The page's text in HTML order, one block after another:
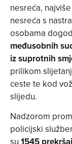
nesreća,
nesreća s
osobama
međusobnih
iz suprotnih
prilikom
ceste te kod
slijedu.
Nadzorom
policijski